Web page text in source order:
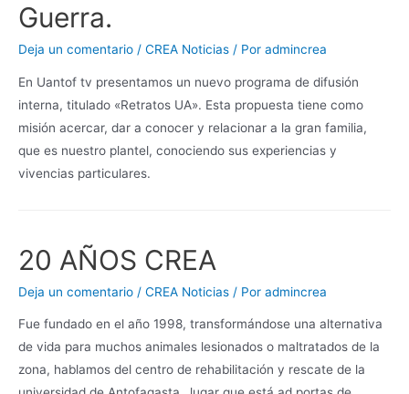
Guerra.
Deja un comentario / CREA Noticias / Por admincrea
En Uantof tv presentamos un nuevo programa de difusión
interna, titulado «Retratos UA». Esta propuesta tiene como
misión acercar, dar a conocer y relacionar a la gran familia,
que es nuestro plantel, conociendo sus experiencias y
vivencias particulares.
20 AÑOS CREA
Deja un comentario / CREA Noticias / Por admincrea
Fue fundado en el año 1998, transformándose una alternativa
de vida para muchos animales lesionados o maltratados de la
zona, hablamos del centro de rehabilitación y rescate de la